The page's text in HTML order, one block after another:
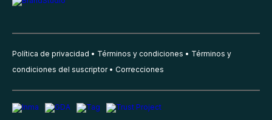
Política de privacidad Términos y condiciones
Términos y
condiciones del suscriptor
Correcciones